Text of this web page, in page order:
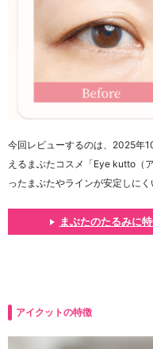
今回レビューするのは、2025年
えるまぶたコスメ「Eye kutto（
ったまぶたやラインが安定しに
まぶたのたるみに
アイクットの特徴